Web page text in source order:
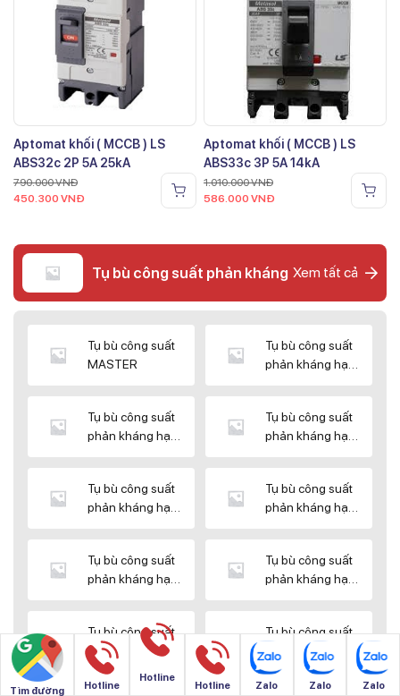
Aptomat khối ( MCCB ) LS
ABS32c 2P 5A 25kA
790.000VNĐ
450.300 VNĐ
Aptomat khối ( MCCB ) LS
ABS33c 3P 5A 14kA
1.010.000VNĐ
586.000 VNĐ
Tụ bù công suất phản kháng Xem tất cả
Tụ bù công suất
MASTER
Tụ bù công suất
phản kháng hạ
Tụ bù công suất
phản kháng hạ
Tụ bù công suất
phản kháng hạ
Tụ bù công suất
phản kháng hạ
Tụ bù công suất
phản kháng hạ
Tụ bù công suất
phản kháng hạ
Tụ bù công suất
phản kháng hạ
Tụ bù công suất
phản kháng hạ
thế SHIZUKI
Tụ bù công suất
phản kháng hạ
thế SINO
Tìm đường Hotline
Hotline
Hotline Zalo Zalo Zalo